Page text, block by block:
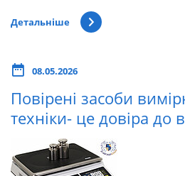
Детальніше
08.05.2026
Повірені засоби
техніки- це довіра до